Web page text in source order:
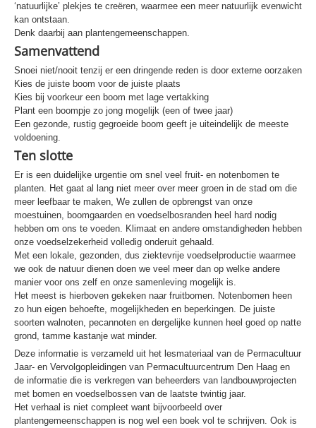
‘natuurlijke’ plekjes te creëren, waarmee een meer natuurlijk evenwicht
kan ontstaan.
Denk daarbij aan plantengemeenschappen.
Samenvattend
Snoei niet/nooit tenzij er een dringende reden is door externe oorzaken
Kies de juiste boom voor de juiste plaats
Kies bij voorkeur een boom met lage vertakking
Plant een boompje zo jong mogelijk (een of twee jaar)
Een gezonde, rustig gegroeide boom geeft je uiteindelijk de meeste
voldoening.
Ten slotte
Er is een duidelijke urgentie om snel veel fruit- en notenbomen te
planten. Het gaat al lang niet meer over meer groen in de stad om die
meer leefbaar te maken, We zullen de opbrengst van onze
moestuinen, boomgaarden en voedselbosranden heel hard nodig
hebben om ons te voeden. Klimaat en andere omstandigheden hebben
onze voedselzekerheid volledig onderuit gehaald.
Met een lokale, gezonden, dus ziektevrije voedselproductie waarmee
we ook de natuur dienen doen we veel meer dan op welke andere
manier voor ons zelf en onze samenleving mogelijk is.
Het meest is hierboven gekeken naar fruitbomen. Notenbomen heen
zo hun eigen behoefte, mogelijkheden en beperkingen. De juiste
soorten walnoten, pecannoten en dergelijke kunnen heel goed op natte
grond, tamme kastanje wat minder.
Deze informatie is verzameld uit het lesmateriaal van de Permacultuur
Jaar- en Vervolgopleidingen van Permacultuurcentrum Den Haag en
de informatie die is verkregen van beheerders van landbouwprojecten
met bomen en voedselbossen van de laatste twintig jaar.
Het verhaal is niet compleet want bijvoorbeeld over
plantengemeenschappen is nog wel een boek vol te schrijven. Ook is